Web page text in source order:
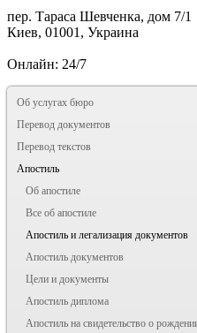
пер. Тараса Шевченка, дом 7/1
Киев, 01001, Украина
Онлайн: 24/7
Об услугах бюро
Перевод документов
Перевод текстов
Апостиль
Об апостиле
Все об апостиле
Апостиль и легализация документов
Апостиль документов
Цели и документы
Апостиль диплома
Апостиль на свидетельство о